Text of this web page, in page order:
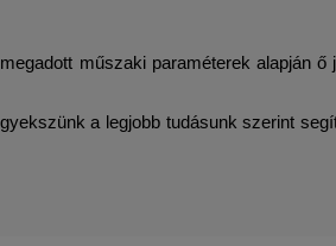
műszaki paraméterek alapján ő
a legjobb tudásunk szerint